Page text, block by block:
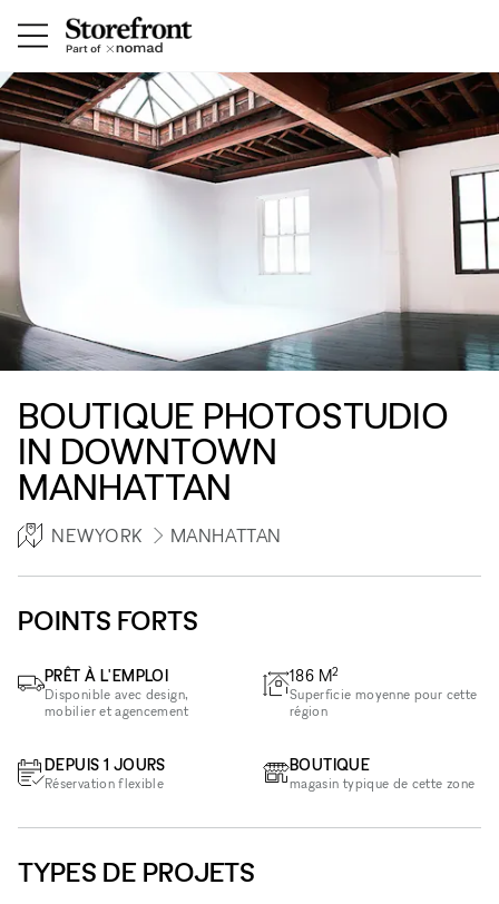
BOUTIQUE PHOTOSTUDIO
IN DOWNTOWN
MANHATTAN
NEWYORK MANHATTAN
POINTS FORTS
PRÊT À L'EMPLOI
Disponible avec design,
mobilier et agencement
DEPUIS 1 JOURS
Réservation flexible
186 M2
Superficie moyenne pour cette
région
BOUTIQUE
magasin typique de cette zone
TYPES DE PROJETS